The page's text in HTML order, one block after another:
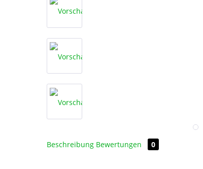
Beschreibung Bewertungen 0